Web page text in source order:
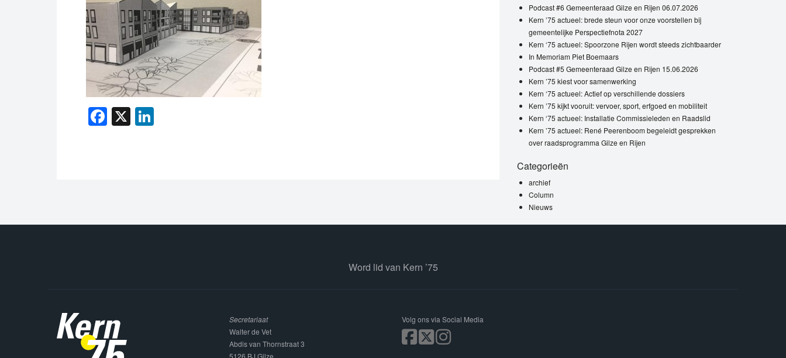
Facebook
X
Podcast #6 Gemeenteraad Gilze en Rijen 06.07.2026
Kern ’75 actueel: brede steun voor onze voorstellen bij
gemeentelijke Perspectiefnota 2027
Kern ‘75 actueel: Spoorzone Rijen wordt steeds zichtbaarder
In Memoriam Piet Boemaars
Podcast #5 Gemeenteraad Gilze en Rijen 15.06.2026
Kern ’75 kiest voor samenwerking
Kern ‘75 actueel: Actief op verschillende dossiers
Kern ’75 kijkt vooruit: vervoer, sport, erfgoed en mobiliteit
Kern ‘75 actueel: Installatie Commissieleden en Raadslid
Kern ’75 actueel: René Peerenboom begeleidt gesprekken
over raadsprogramma Gilze en Rijen
Categorieën
archief
Column
Nieuws
Word lid van Kern ’75
Secretariaat
Walter de Vet
Abdis van Thornstraat 3
5126 BJ Gilze
Volg ons via Social Media